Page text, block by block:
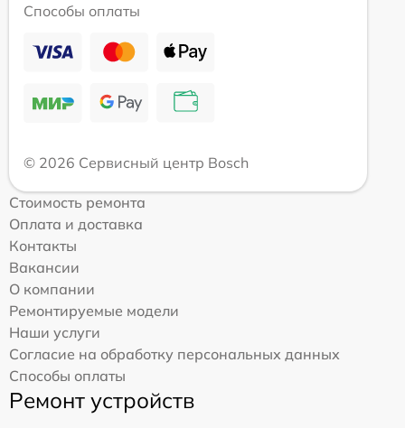
Способы оплаты
© 2026 Сервисный центр Bosch
Стоимость ремонта
Оплата и доставка
Контакты
Вакансии
О компании
Ремонтируемые модели
Наши услуги
Согласие на обработку персональных данных
Способы оплаты
Ремонт устройств